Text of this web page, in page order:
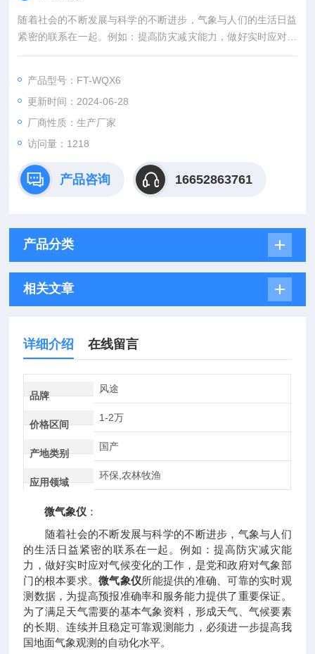
随着社会的不断发展与科学的不断进步，气象与人们的生活日益
紧密的联系在一起。例如：提高防灾减灾能力，做好实时应对气
候变化的工作，是党和政府对气象部门的根本要求。微气象仪所
能力提供了重要保证。为了满足天气需要的基本气象资料，形成
天气、气候要素的长期、连续并且稳定可靠观测能力，必须进一
步提高我国地面气象观测的自动化水平。
产品型号：FT-WQX6
更新时间：2024-06-28
厂商性质：生产厂家
访问量：1218
产品咨询 16652863761
产品分类
相关文章
详细介绍 在线留言
品牌
风途
价格区间
1-2万
产地类别
国产
应用领域
环保,农林牧渔
微气象仪 ：
随着社会的不断发展与科学的不断进步，气象与人们
的生活日益紧密的联系在一起。例如：提高防灾减灾能
力，做好实时应对气候变化的工作，是党和政府对气象部
门的根本要求。微气象仪所能提供的准确、可靠的实时观
测数据，为提高预报准确率和服务能力提供了重要保证。
为了满足天气需要的基本气象资料，形成天气、气候要素
的长期、连续并且稳定可靠观测能力，必须进一步提高我
国地面气象观测的自动化水平。